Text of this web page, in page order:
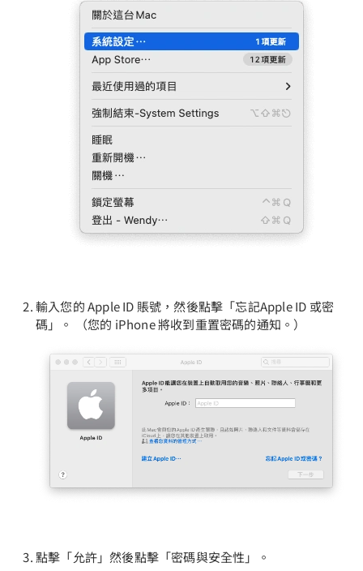
輸入您的 Apple ID 賬號，然後點擊「忘記Apple ID 或密
碼」。 （您的 iPhone 將收到重置密碼的通知。）
點擊「允許」然後點擊「密碼與安全性」。